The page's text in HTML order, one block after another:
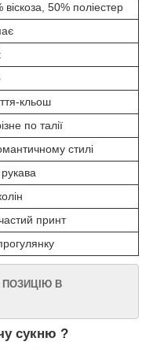
віскоза, 50% поліестер
кльош
по талії
стилі
принт
ПОЗИЦІЮ В
сукню ?